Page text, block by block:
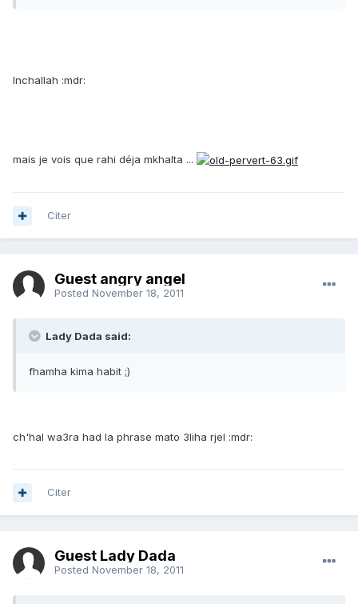
Inchallah :mdr:
mais je vois que rahi déja mkhalta ...
Citer
Guest angry angel
Posted November 18, 2011
Lady Dada said:
fhamha kima habit ;)
ch'hal wa3ra had la phrase mato 3liha rjel :mdr:
Citer
Guest Lady Dada
Posted November 18, 2011